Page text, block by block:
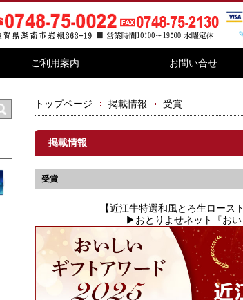
ご利用案内 お問い合せ
トップページ 掲載情報 受賞
掲載情報
受賞
【近江牛特選和風とろ生ロース
▶おとりよせネット『お